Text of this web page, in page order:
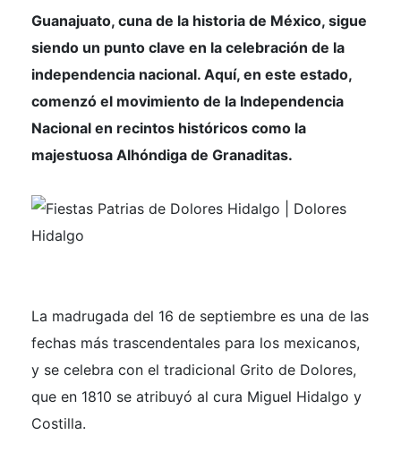
Guanajuato, cuna de la historia de México, sigue
siendo un punto clave en la celebración de la
independencia nacional. Aquí, en este estado,
comenzó el movimiento de la Independencia
Nacional en recintos históricos como la
majestuosa Alhóndiga de Granaditas.
La madrugada del 16 de septiembre es una de las
fechas más trascendentales para los mexicanos,
y se celebra con el tradicional Grito de Dolores,
que en 1810 se atribuyó al cura Miguel Hidalgo y
Costilla.